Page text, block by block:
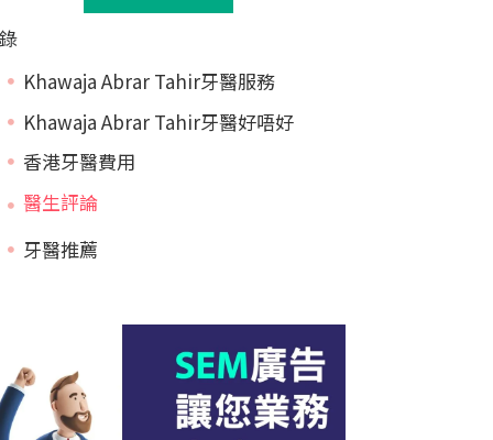
Khawaja Abrar Tahir牙醫服務
Khawaja Abrar Tahir牙醫好唔好
香港牙醫費用
牙醫推薦